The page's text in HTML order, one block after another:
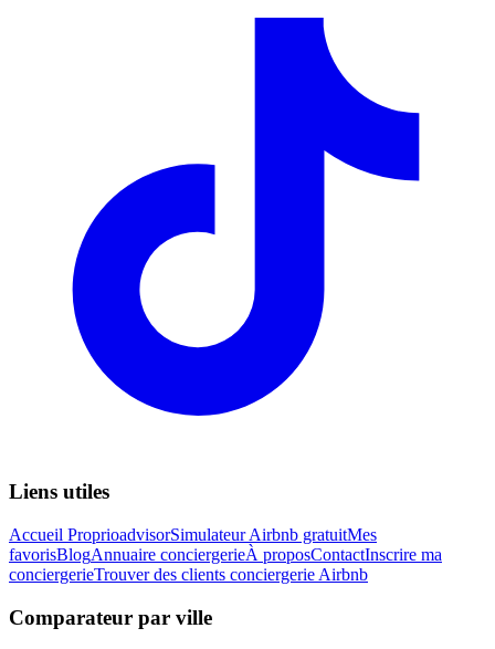
Liens utiles
Accueil ProprioadvisorSimulateur Airbnb gratuitMes
favorisBlogAnnuaire conciergerieÀ proposContactInscrire ma
conciergerieTrouver des clients conciergerie Airbnb
Comparateur par ville